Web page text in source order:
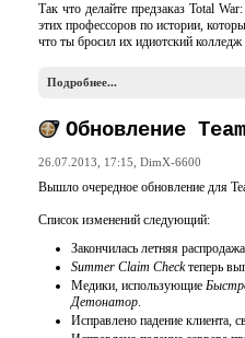
Так что делайте предзаказ Total
этих профессоров по истории,
что ты бросил их идиотский
Подробнее...
Обновление
26.07.2013, 17:15, DimX-6600
Вышло очередное обновление для
Список изменений следующий:
Закончилась летняя
Summer Claim Checkтеперь
Медики, использующие
Детонатор.
Исправлено падение клиента,